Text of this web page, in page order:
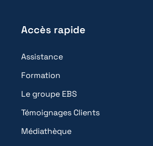
Accès rapide
Assistance
Formation
Le groupe EBS
Témoignages Clients
Médiathèque